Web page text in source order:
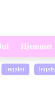
Hjemmet
legater